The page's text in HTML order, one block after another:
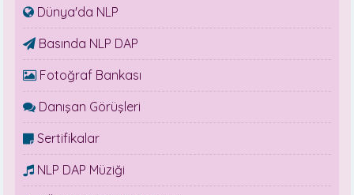
Dünya'da NLP
Basında NLP DAP
Fotoğraf Bankası
Danışan Görüşleri
Sertifikalar
NLP DAP Müziği